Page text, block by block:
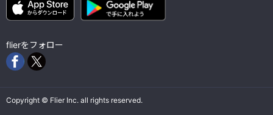
flierをフォロー
Copyright © Flier Inc. all rights reserved.